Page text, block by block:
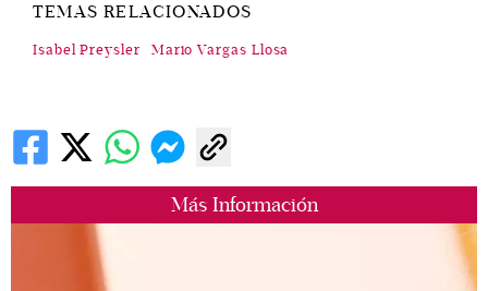
Más Información
TEMAS RELACIONADOS
Isabel Preysler Mario Vargas Llosa